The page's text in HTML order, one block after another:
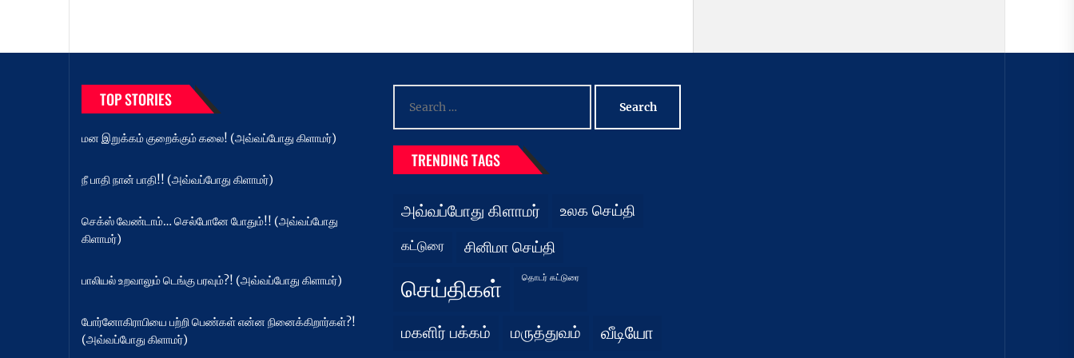
TOP STORIES
மன இறுக்கம் குறைக்கும் கலை! (அவ்வப்போது கிளாமர்)
நீ பாதி நான் பாதி!! (அவ்வப்போது கிளாமர்)
செக்ஸ் வேண்டாம்… செல்போனே போதும்!! (அவ்வப்போது
கிளாமர்)
பாலியல் உறவாலும் டெங்கு பரவும்?! (அவ்வப்போது கிளாமர்)
போர்னோகிராபியை பற்றி பெண்கள் என்ன நினைக்கிறார்கள்?!
(அவ்வப்போது கிளாமர்)
for:
TRENDING TAGS
அவ்வப்போது கிளாமர் உலக செய்தி
கட்டுரை சினிமா செய்தி
செய்திகள் தொடர் கட்டுரை
மகளிர் பக்கம் மருத்துவம் வீடியோ